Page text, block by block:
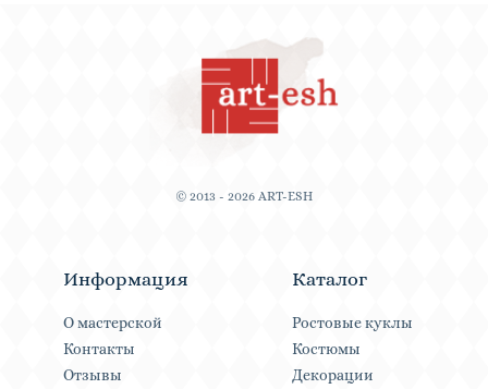
© 2013 - 2026 ART-ESH
Информация
О мастерской
Контакты
Отзывы
Каталог
Ростовые куклы
Костюмы
Декорации